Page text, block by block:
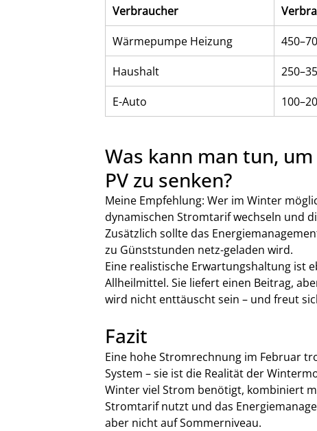
Verbraucher
Wärmepumpe Heizung
Haushalt
E-Auto
Was kann man tun,
PV zu senken?
Meine Empfehlung: Wer im Winter
dynamischen Stromtarif wechseln und
Zusätzlich sollte das
zu Günststunden netz-geladen wird.
Eine realistische Erwartungshaltung ist
Allheilmittel. Sie liefert einen Beitrag,
wird nicht enttäuscht sein – und freut
Fazit
Eine hohe Stromrechnung im Februar
System – sie ist die Realität der
Winter viel Strom benötigt, kombiniert
Stromtarif nutzt und das
aber nicht auf Sommerniveau.